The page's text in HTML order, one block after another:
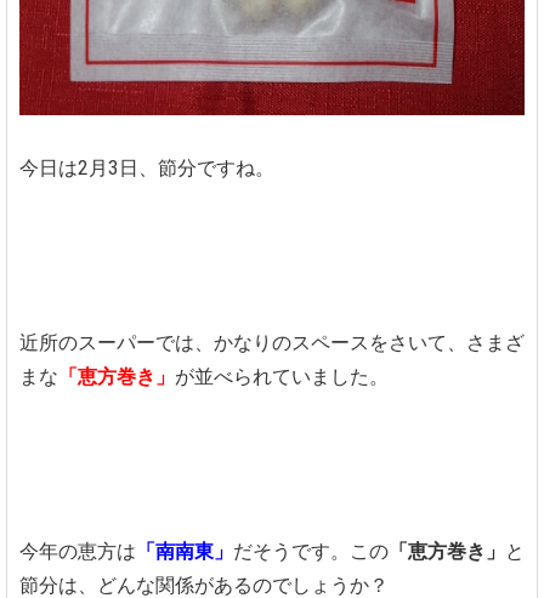
今日は2月3日、節分ですね。
近所のスーパーでは、かなりのスペースをさいて、さまざ
まな 「恵方巻き」 が並べられていました。
今年の恵方は 「南南東」 だそうです。この 「恵方巻き」 と
節分は、どんな関係があるのでしょうか？